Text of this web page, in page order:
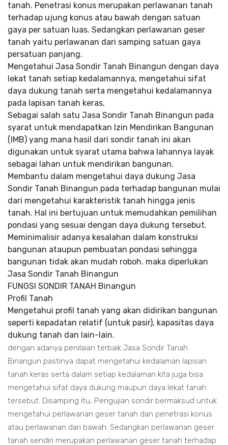
tanah. Penetrasi konus merupakan perlawanan tanah
terhadap ujung konus atau bawah dengan satuan
gaya per satuan luas. Sedangkan perlawanan geser
tanah yaitu perlawanan dari samping satuan gaya
persatuan panjang.
Mengetahui Jasa Sondir Tanah Binangun dengan daya
lekat tanah setiap kedalamannya, mengetahui sifat
daya dukung tanah serta mengetahui kedalamannya
pada lapisan tanah keras.
Sebagai salah satu Jasa Sondir Tanah Binangun pada
syarat untuk mendapatkan Izin Mendirikan Bangunan
(IMB) yang mana hasil dari sondir tanah ini akan
digunakan untuk syarat utama bahwa lahannya layak
sebagai lahan untuk mendirikan bangunan.
Membantu dalam mengetahui daya dukung Jasa
Sondir Tanah Binangun pada terhadap bangunan mulai
dari mengetahui karakteristik tanah hingga jenis
tanah. Hal ini bertujuan untuk memudahkan pemilihan
pondasi yang sesuai dengan daya dukung tersebut.
Meminimalisir adanya kesalahan dalam konstruksi
bangunan ataupun pembuatan pondasi sehingga
bangunan tidak akan mudah roboh. maka diperlukan
Jasa Sondir Tanah Binangun
FUNGSI SONDIR TANAH Binangun
Profil Tanah
Mengetahui profil tanah yang akan didirikan bangunan
seperti kepadatan relatif (untuk pasir), kapasitas daya
dukung tanah dan lain-lain.
dengan adanya penilaian terbaik Jasa Sondir Tanah
Binangun pastinya dapat mengetahui kedalaman lapisan
tanah keras serta dalam setiap kedalaman kita juga bisa
mengetahui sifat daya dukung maupun daya lekat tanah
tersebut. Disamping itu, Pengujian sondir bermaksud untuk
mengetahui perlawanan geser tanah dan penetrasi konus
atau perlawanan dari bawah. Sedangkan perlawanan geser
tanah sendiri merupakan perlawanan geser tanah terhadap